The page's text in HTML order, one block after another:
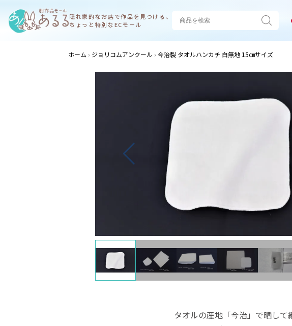
隠れ家的なお店で作品を見つける、
ちょっと特別なECモール
ホーム ジョリコムアンクール 今治製 タオルハンカチ 白無地 15㎝サイズ
タオルの産地「今治」で晒して